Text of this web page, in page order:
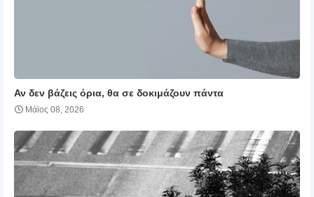
Αν δεν βάζεις όρια, θα σε δοκιμάζουν πάντα
Μάϊος 08, 2026